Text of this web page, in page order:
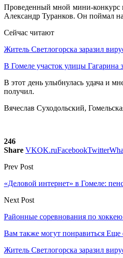
Проведенный мной мини-конкурс
Александр Туранков. Он поймал
Сейчас читают
Житель Светлогорска заразил
В Гомеле участок улицы Гагарина
В этот день улыбнулась удача и
получил.
Вячеслав Суходольский,
246
Share VKOK.ruFacebookTwitter
Prev Post
«Деловой интернет» в Гомеле:
Next Post
Районные соревнования по
Вам также могут понравиться Еще
Житель Светлогорска заразил